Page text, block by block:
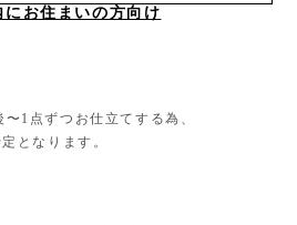
にお住まいの方向け
1点ずつお仕立てする為、
となります。